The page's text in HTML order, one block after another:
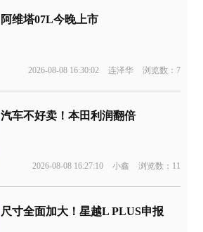
阿维塔07L今晚上市
2026-08-08 16:30:02 连泽华 浏览数：7
汽车不好卖！本田利润翻倍
2026-08-08 16:27:10 小鑫 浏览数：11
尺寸全面加大！星越L PLUS申报